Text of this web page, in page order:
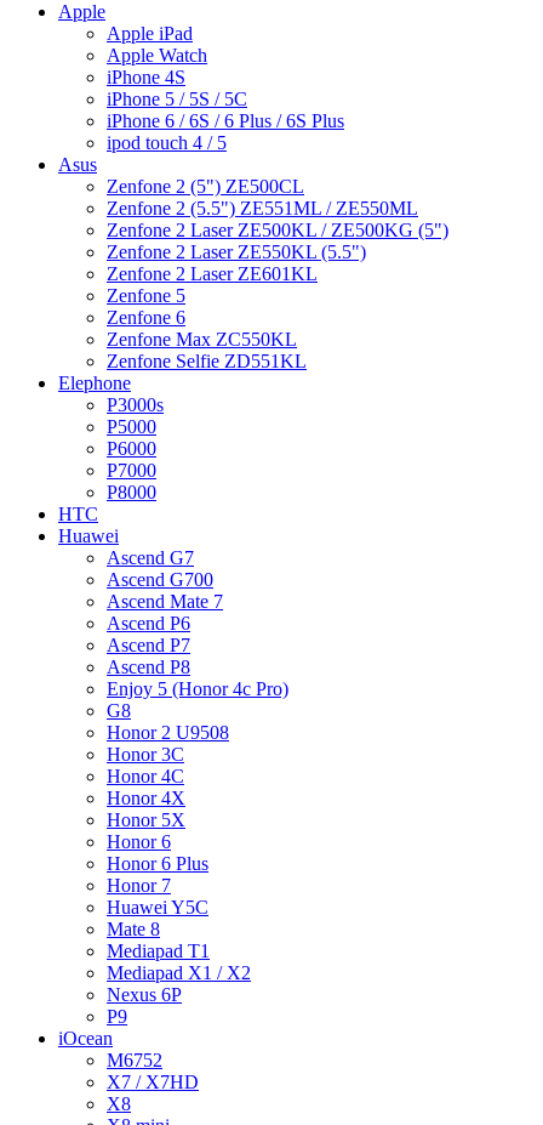
Apple
Apple iPad
Apple Watch
iPhone 4S
iPhone 5 / 5S / 5C
iPhone 6 / 6S / 6 Plus / 6S Plus
ipod touch 4 / 5
Asus
Zenfone 2 (5") ZE500CL
Zenfone 2 (5.5") ZE551ML / ZE550ML
Zenfone 2 Laser ZE500KL / ZE500KG (5")
Zenfone 2 Laser ZE550KL (5.5")
Zenfone 2 Laser ZE601KL
Zenfone 5
Zenfone 6
Zenfone Max ZC550KL
Zenfone Selfie ZD551KL
Elephone
P3000s
P5000
P6000
P7000
P8000
HTC
Huawei
Ascend G7
Ascend G700
Ascend Mate 7
Ascend P6
Ascend P7
Ascend P8
Enjoy 5 (Honor 4c Pro)
G8
Honor 2 U9508
Honor 3C
Honor 4C
Honor 4X
Honor 5X
Honor 6
Honor 6 Plus
Honor 7
Huawei Y5C
Mate 8
Mediapad T1
Mediapad X1 / X2
Nexus 6P
P9
iOcean
M6752
X7 / X7HD
X8